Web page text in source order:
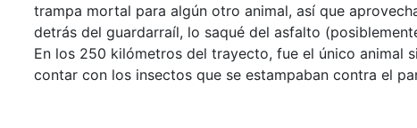
trampa mortal para algún otro animal, así que
detrás del guardarraíl, lo saqué del asfalto
En los 250 kilómetros del trayecto, fue el único animal
contar con los insectos que se estampaban contra el